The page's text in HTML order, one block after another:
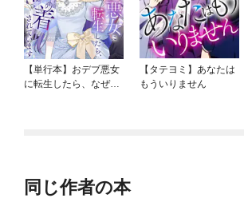
【単行本】おデブ悪女
に転生したら、なぜか
【タテヨミ】あなたは
もういりません
同じ作者の本